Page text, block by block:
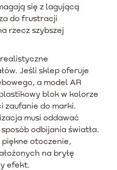
się z lagującą
do frustracji
rzecz szybszej
Jeśli sklep oferuje
a model AR
blok w kolorze
zaufanie do marki.
musi oddawać
odbijania światła.
otoczenie,
na bryłę
efekt.